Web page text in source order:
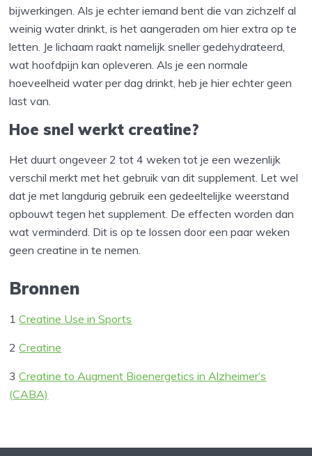
bijwerkingen. Als je echter iemand bent die van zichzelf al
weinig water drinkt, is het aangeraden om hier extra op te
letten. Je lichaam raakt namelijk sneller gedehydrateerd,
wat hoofdpijn kan opleveren. Als je een normale
hoeveelheid water per dag drinkt, heb je hier echter geen
last van.
Hoe snel werkt creatine?
Het duurt ongeveer 2 tot 4 weken tot je een wezenlijk
verschil merkt met het gebruik van dit supplement. Let wel
dat je met langdurig gebruik een gedeeltelijke weerstand
opbouwt tegen het supplement. De effecten worden dan
wat verminderd. Dit is op te lossen door een paar weken
geen creatine in te nemen.
Bronnen
1 Creatine Use in Sports
2 Creatine
3 Creatine to Augment Bioenergetics in Alzheimer’s
(CABA)